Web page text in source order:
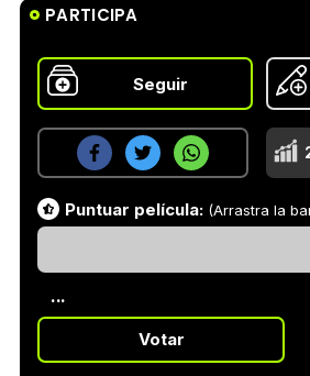
PARTICIPA
Seguir
Puntuar película: (Arrastra la
...
Votar